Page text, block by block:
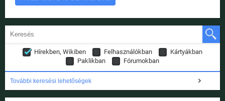
Hírekben, Wikiben Felhasználókban
Kártyákban
Paklikban
Fórumokban
További keresési lehetőségek